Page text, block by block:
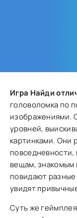
Игра Найди
головоломка по
изображениями.
уровней,
картинками. Они
вещам, знакомым
повидают разные
увидят
Суть же